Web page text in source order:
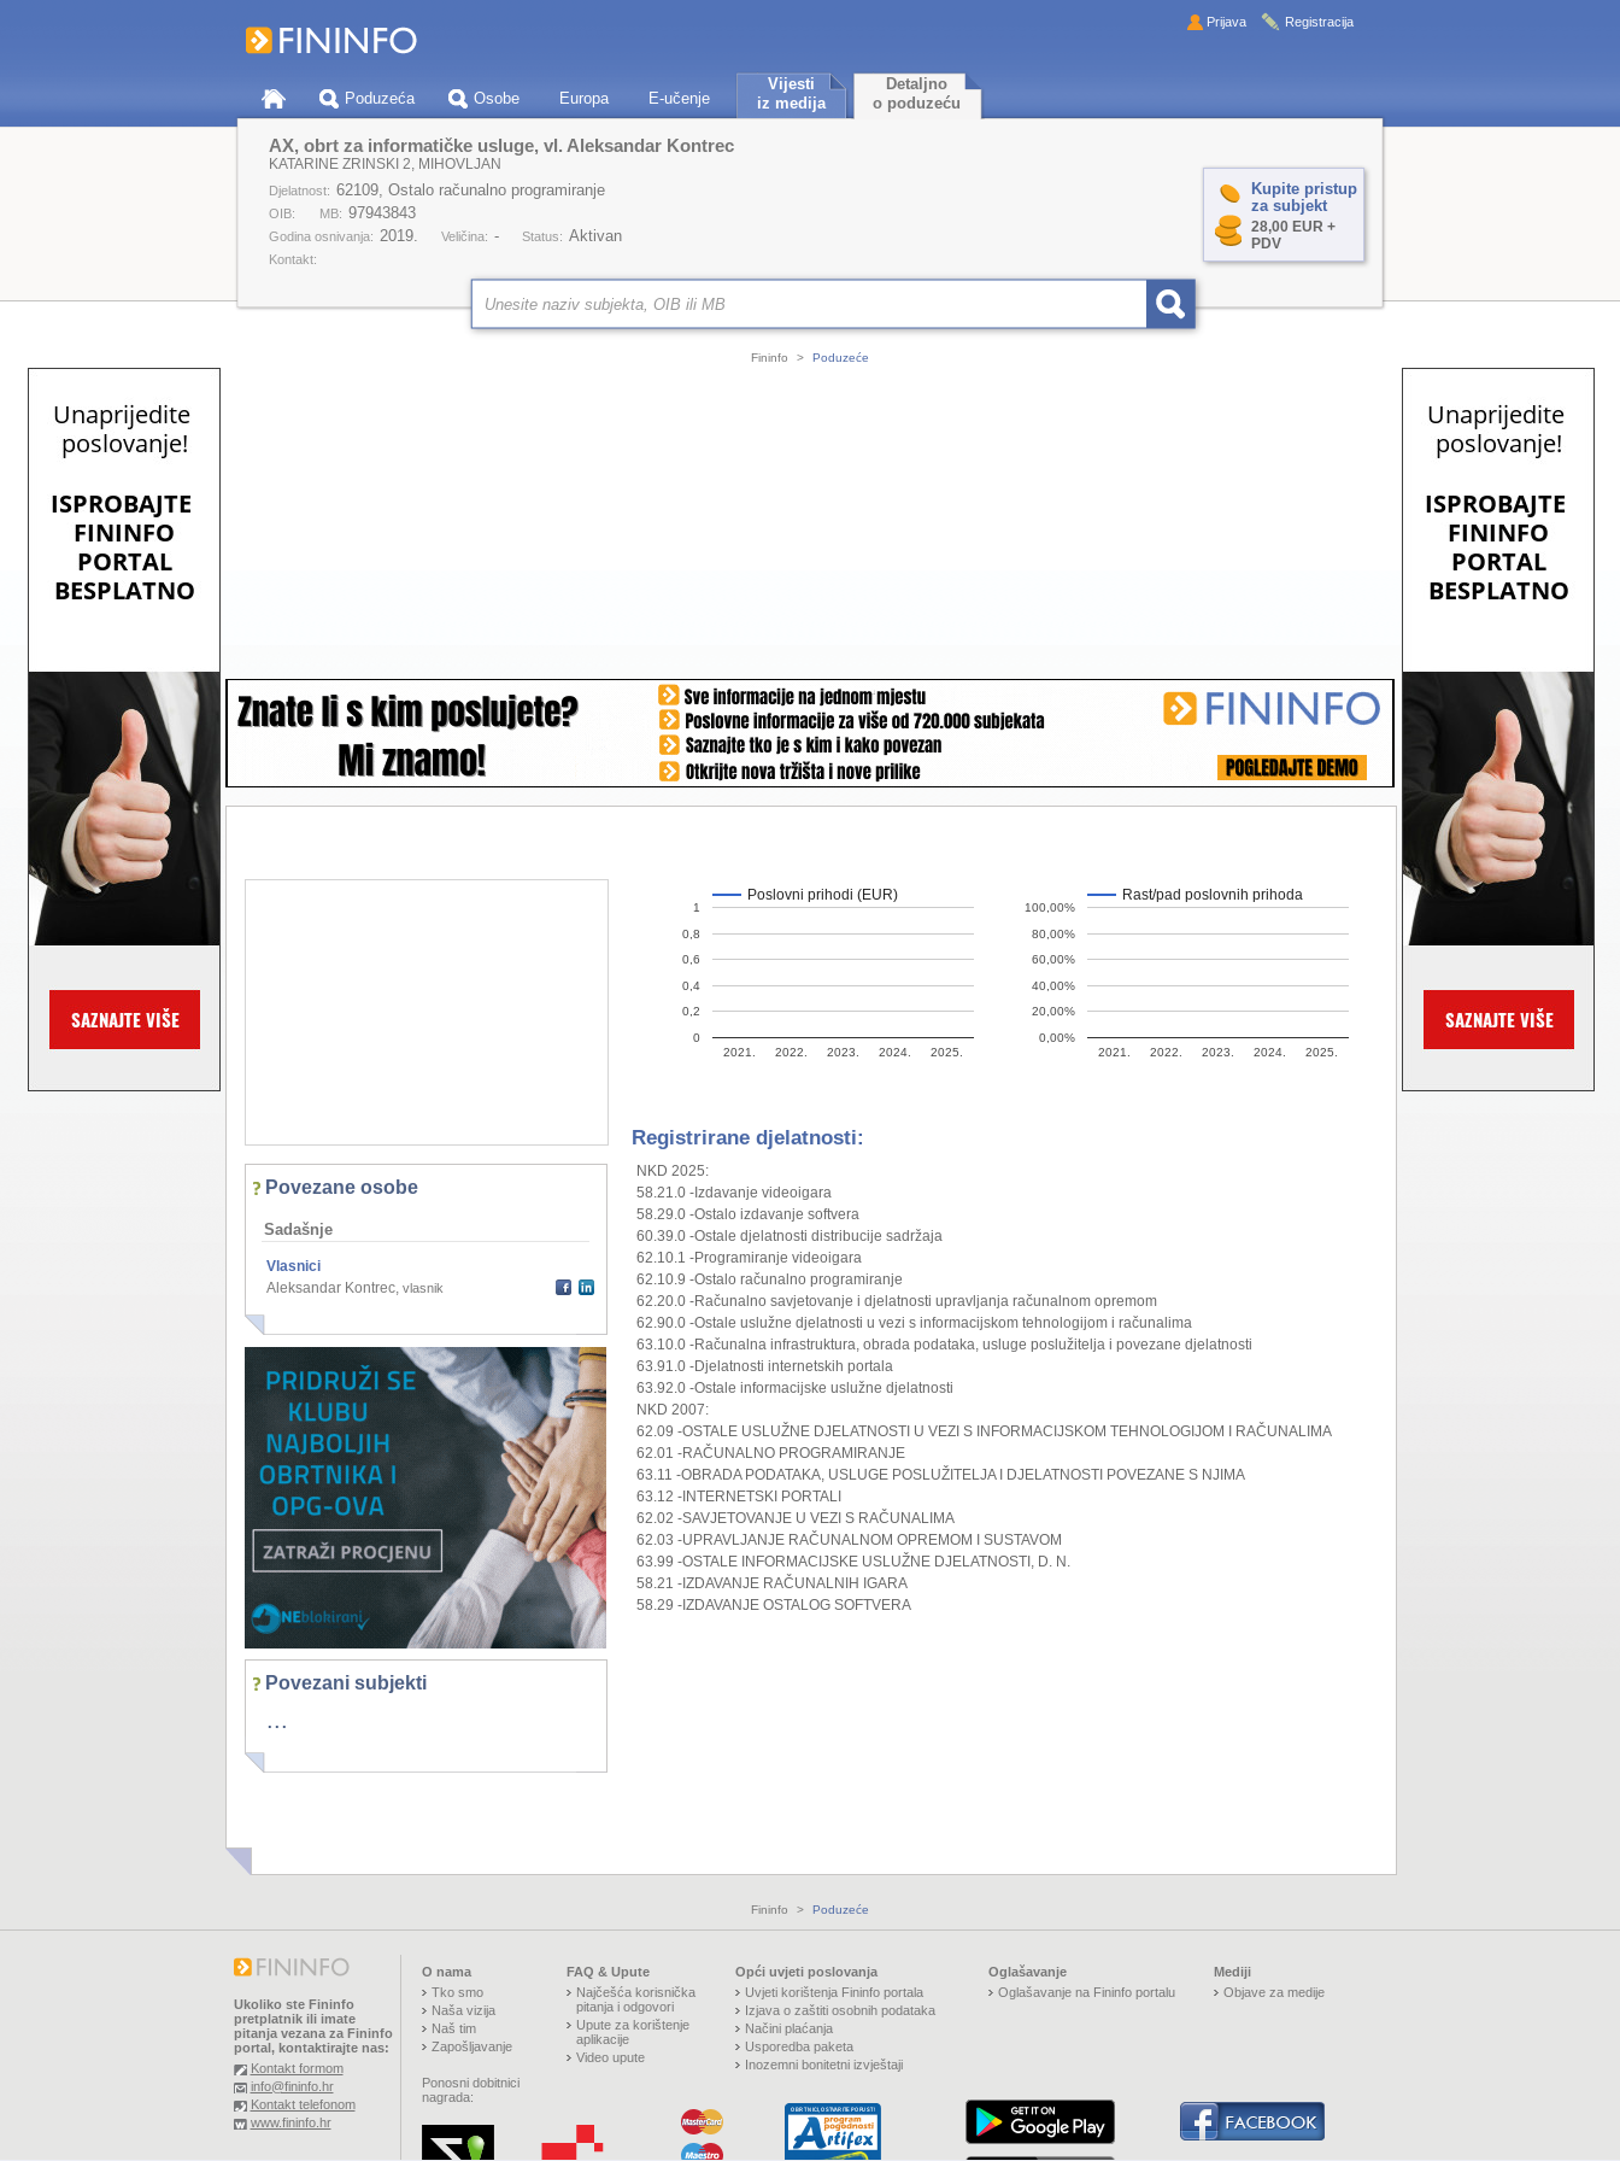
Poduzeća Osobe Europa E-učenje
Vijesti
iz medija
Detaljno
o poduzeću
Prijava Registracija
Kupite pristup
za subjekt
28,00 EUR +
PDV
AX, obrt za informatičke usluge, vl. Aleksandar Kontrec
KATARINE ZRINSKI 2, MIHOVLJAN
Djelatnost: 62109, Ostalo računalno programiranje
OIB: MB: 97943843
Godina osnivanja: 2019. Veličina: - Status: Aktivan
Kontakt:
Fininfo > Poduzeće
Povezane osobe
Sadašnje
Vlasnici
Aleksandar Kontrec, vlasnik
Povezani subjekti
...
Poslovni prihodi (EUR)
2021. 2022. 2023. 2024. 2025.
0
0,2
0,4
0,6
0,8
1
Rast/pad poslovnih prihoda
2021. 2022. 2023. 2024. 2025.
0,00%
20,00%
40,00%
60,00%
80,00%
100,00%
Registrirane djelatnosti:
NKD 2025:
58.21.0 -Izdavanje videoigara
58.29.0 -Ostalo izdavanje softvera
60.39.0 -Ostale djelatnosti distribucije sadržaja
62.10.1 -Programiranje videoigara
62.10.9 -Ostalo računalno programiranje
62.20.0 -Računalno savjetovanje i djelatnosti upravljanja računalnom opremom
62.90.0 -Ostale uslužne djelatnosti u vezi s informacijskom tehnologijom i računalima
63.10.0 -Računalna infrastruktura, obrada podataka, usluge poslužitelja i povezane djelatnosti
63.91.0 -Djelatnosti internetskih portala
63.92.0 -Ostale informacijske uslužne djelatnosti
NKD 2007:
62.09 -OSTALE USLUŽNE DJELATNOSTI U VEZI S INFORMACIJSKOM TEHNOLOGIJOM I RAČUNALIMA
62.01 -RAČUNALNO PROGRAMIRANJE
63.11 -OBRADA PODATAKA, USLUGE POSLUŽITELJA I DJELATNOSTI POVEZANE S NJIMA
63.12 -INTERNETSKI PORTALI
62.02 -SAVJETOVANJE U VEZI S RAČUNALIMA
62.03 -UPRAVLJANJE RAČUNALNOM OPREMOM I SUSTAVOM
63.99 -OSTALE INFORMACIJSKE USLUŽNE DJELATNOSTI, D. N.
58.21 -IZDAVANJE RAČUNALNIH IGARA
58.29 -IZDAVANJE OSTALOG SOFTVERA
Fininfo > Poduzeće
Ukoliko ste Fininfo
pretplatnik ili imate
pitanja vezana za Fininfo
portal, kontaktirajte nas:
Kontakt formom
info@fininfo.hr
Kontakt telefonom
www.fininfo.hr
O nama
Tko smo
Naša vizija
Naš tim
Zapošljavanje
Ponosni dobitnici
nagrada:
FAQ & Upute
Najčešća korisnička
pitanja i odgovori
Upute za korištenje
aplikacije
Video upute
Opći uvjeti poslovanja
Uvjeti korištenja Fininfo portala
Izjava o zaštiti osobnih podataka
Načini plaćanja
Usporedba paketa
Inozemni bonitetni izvještaji
Oglašavanje
Oglašavanje na Fininfo portalu
Mediji
Objave za medije